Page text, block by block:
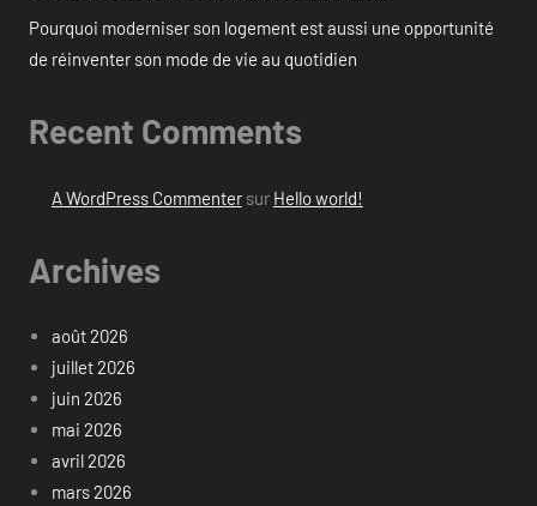
Pourquoi moderniser son logement est aussi une opportunité
de réinventer son mode de vie au quotidien
Recent Comments
A WordPress Commentersur Hello world!
Archives
août 2026
juillet 2026
juin 2026
mai 2026
avril 2026
mars 2026